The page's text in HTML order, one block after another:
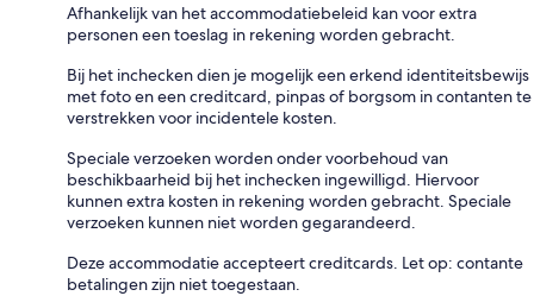
Afhankelijk van het accommodatiebeleid kan voor extra
personen een toeslag in rekening worden gebracht.
Bij het inchecken dien je mogelijk een erkend identiteitsbewijs
met foto en een creditcard, pinpas of borgsom in contanten te
verstrekken voor incidentele kosten.
Speciale verzoeken worden onder voorbehoud van
beschikbaarheid bij het inchecken ingewilligd. Hiervoor
kunnen extra kosten in rekening worden gebracht. Speciale
verzoeken kunnen niet worden gegarandeerd.
Deze accommodatie accepteert creditcards. Let op: contante
betalingen zijn niet toegestaan.